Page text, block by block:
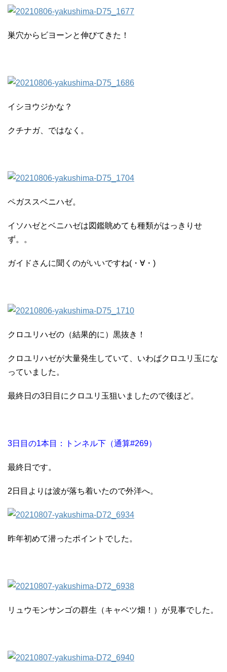
巣穴からビヨーンと伸びてきた！
イシヨウジかな？
クチナガ、ではなく。
ペガススベニハゼ。
イソハゼとベニハゼは図鑑眺めても種類がはっきりせ
ず。。
ガイドさんに聞くのがいいですね(・∀・)
クロユリハゼの（結果的に）黒抜き！
クロユリハゼが大量発生していて、いわばクロユリ玉にな
っていました。
最終日の3日目にクロユリ玉狙いましたので後ほど。
3日目の1本目：トンネル下（通算#269）
最終日です。
2日目よりは波が落ち着いたので外洋へ。
昨年初めて潜ったポイントでした。
リュウモンサンゴの群生（キャベツ畑！）が見事でした。